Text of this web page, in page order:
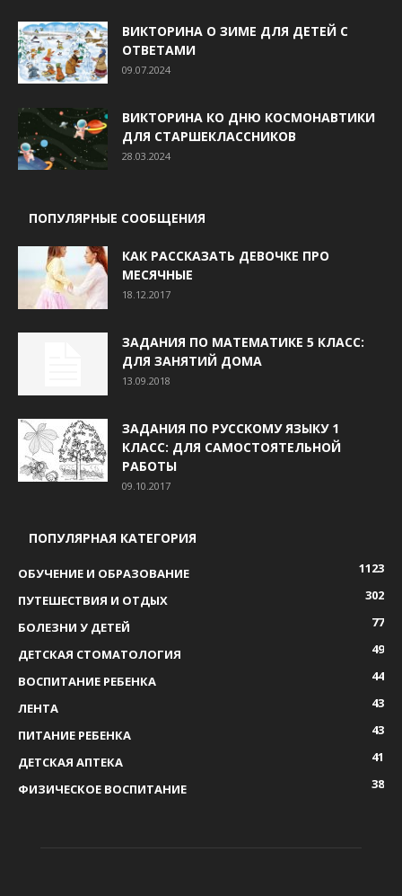
ВИКТОРИНА О ЗИМЕ ДЛЯ ДЕТЕЙ С
ОТВЕТАМИ
09.07.2024
ВИКТОРИНА КО ДНЮ КОСМОНАВТИКИ
ДЛЯ СТАРШЕКЛАССНИКОВ
28.03.2024
ПОПУЛЯРНЫЕ СООБЩЕНИЯ
КАК РАССКАЗАТЬ ДЕВОЧКЕ ПРО
МЕСЯЧНЫЕ
18.12.2017
ЗАДАНИЯ ПО МАТЕМАТИКЕ 5 КЛАСС:
ДЛЯ ЗАНЯТИЙ ДОМА
13.09.2018
ЗАДАНИЯ ПО РУССКОМУ ЯЗЫКУ 1
КЛАСС: ДЛЯ САМОСТОЯТЕЛЬНОЙ
РАБОТЫ
09.10.2017
ПОПУЛЯРНАЯ КАТЕГОРИЯ
ОБУЧЕНИЕ И ОБРАЗОВАНИЕ
1123
ПУТЕШЕСТВИЯ И ОТДЫХ
302
БОЛЕЗНИ У ДЕТЕЙ
77
ДЕТСКАЯ СТОМАТОЛОГИЯ
49
ВОСПИТАНИЕ РЕБЕНКА
44
ЛЕНТА
43
ПИТАНИЕ РЕБЕНКА
43
ДЕТСКАЯ АПТЕКА
41
ФИЗИЧЕСКОЕ ВОСПИТАНИЕ
38